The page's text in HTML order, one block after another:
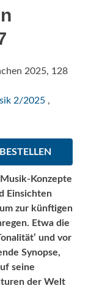
2025, 128
2/2025 ,
BESTELLEN
Konzepte
Einsichten
zur künftigen
Etwa die
und vor
Synopse,
seine
der Welt